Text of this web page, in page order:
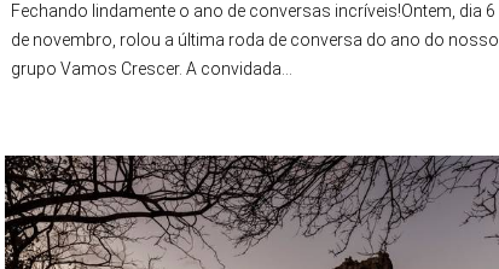
Fechando lindamente o ano de conversas incríveis!Ontem, dia 6
de novembro, rolou a última roda de conversa do ano do nosso
grupo Vamos Crescer. A convidada...